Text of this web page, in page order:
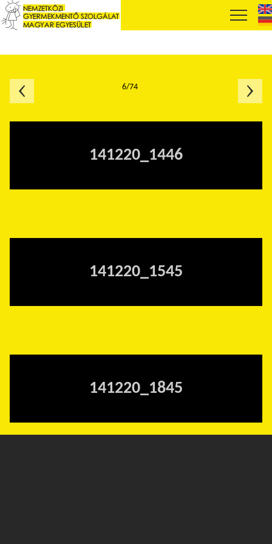
141220_1446
141220_1545
141220_1845
6/74